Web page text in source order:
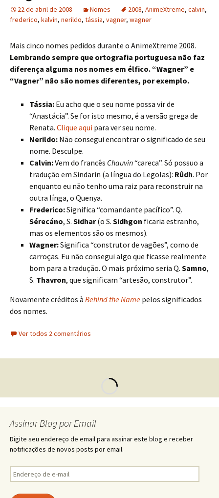
22 de abril de 2008 Nomes 2008, AnimeXtreme, calvin,
frederico, kalvin, nerildo, tássia, vagner, wagner
Mais cinco nomes pedidos durante o AnimeXtreme 2008.
Lembrando sempre que ortografia portuguesa não faz
diferença alguma nos nomes em élfico. “Wagner” e
“Vagner” não são nomes diferentes, por exemplo.
Tássia: Eu acho que o seu nome possa vir de
“Anastácia”. Se for isto mesmo, é a versão grega de
Renata. Clique aqui para ver seu nome.
Nerildo: Não consegui encontrar o significado de seu
nome. Desculpe.
Calvin:Vem do francês Chauvin“careca”. Só possuo a
tradução em Sindarin (a língua do Legolas): Rûdh. Por
enquanto eu não tenho uma raiz para reconstruir na
outra línga, o Quenya.
Frederico:Significa “comandante pacífico”. Q.
Sérecáno, S. Sidhar(o S. Sidhgon ficaria estranho,
mas os elementos são os mesmos).
Wagner:Significa “construtor de vagões”, como de
carroças. Eu não consegui algo que ficasse realmente
bom para a tradução. O mais próximo seria Q. Samno,
S. Thavron, que significam “artesão, construtor”.
Novamente créditos à Behind the Name pelos significados
dos nomes.
Ver todos 2 comentários
Assinar Blog por Email
Digite seu endereço de email para assinar este blog e receber
notificações de novos posts por email.
Endereço
de